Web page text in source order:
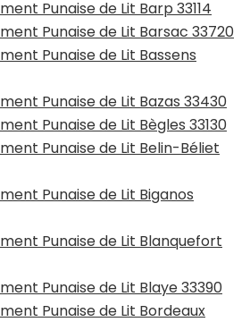
Punaise de Lit Barp 33114
Punaise de Lit Barsac 33720
Punaise de Lit Bassens
Punaise de Lit Bazas 33430
Punaise de Lit Bègles 33130
Punaise de Lit Belin-Béliet
Punaise de Lit Biganos
Punaise de Lit Blanquefort
Punaise de Lit Blaye 33390
Punaise de Lit Bordeaux